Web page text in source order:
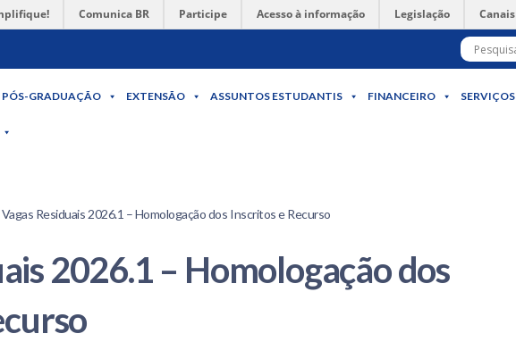
Comunica BR Participe Acesso à informação Legislação Canais
PÓS-GRADUAÇÃO EXTENSÃO ASSUNTOS ESTUDANTIS FINANCEIRO SERVIÇOS
Residuais 2026.1 – Homologação dos Inscritos e Recurso
2026.1 – Homologação dos